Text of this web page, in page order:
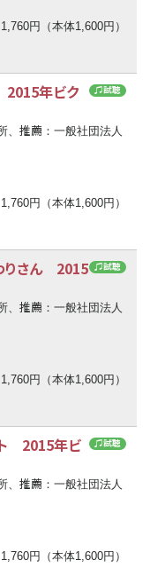
1,760円（本体1,600円）
♫試聴
年ビク
、 推薦 ：一般社団法人
1,760円（本体1,600円）
♫試聴
りさん 2015
、 推薦 ：一般社団法人
1,760円（本体1,600円）
♫試聴
ト 2015年ビ
、 推薦 ：一般社団法人
1,760円（本体1,600円）